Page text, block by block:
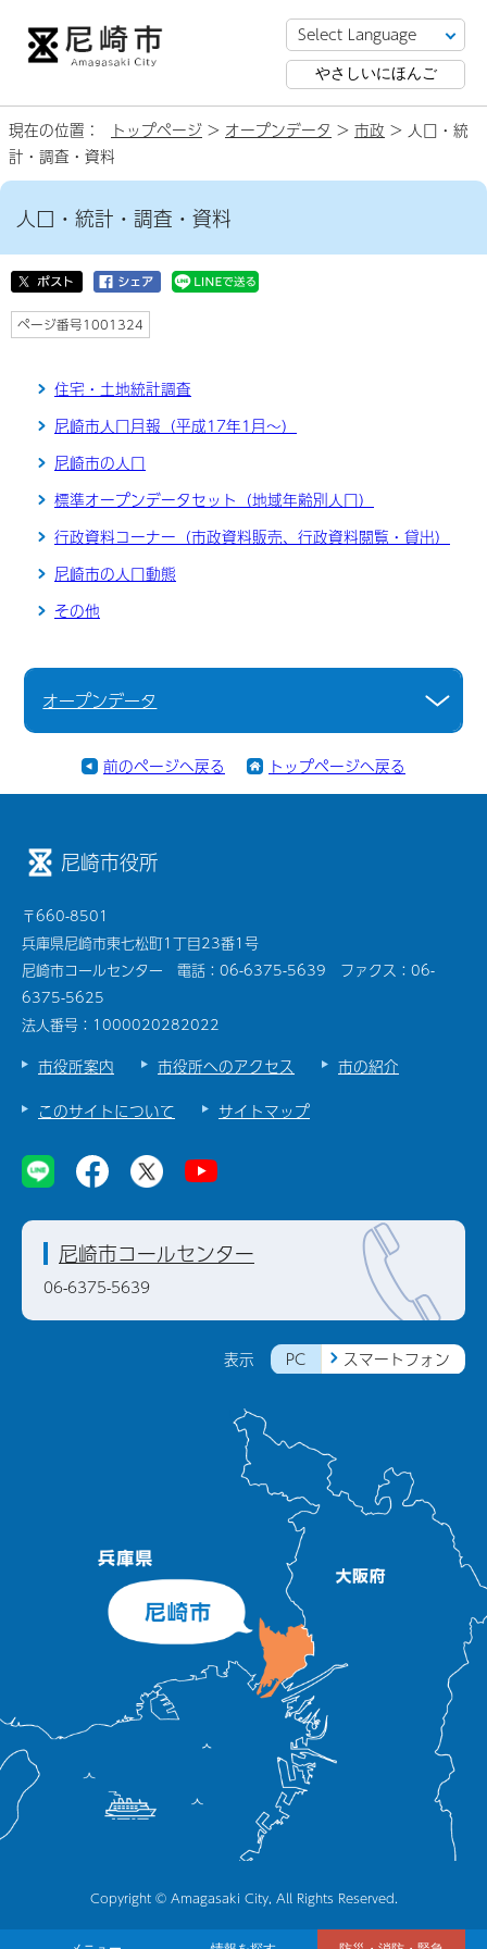
やさしいにほんご
現在の位置： トップページ > オープンデータ > 市政 > 人口・統
計・調査・資料
人口・統計・調査・資料
ページ番号1001324
住宅・土地統計調査
尼崎市人口月報（平成17年1月～）
尼崎市の人口
標準オープンデータセット（地域年齢別人口）
行政資料コーナー（市政資料販売、行政資料閲覧・貸出）
尼崎市の人口動態
その他
オープンデータ
前のページへ戻る トップページへ戻る
尼崎市役所
〒660-8501
兵庫県尼崎市東七松町1丁目23番1号
尼崎市コールセンター 電話：06-6375-5639 ファクス：06-
6375-5625
法人番号：1000020282022
市役所案内 市役所へのアクセス
市の紹介
このサイトについて
サイトマップ
表示 PC スマートフォン
尼崎市コールセンター
06-6375-5639
Copyright © Amagasaki City, All Rights Reserved.